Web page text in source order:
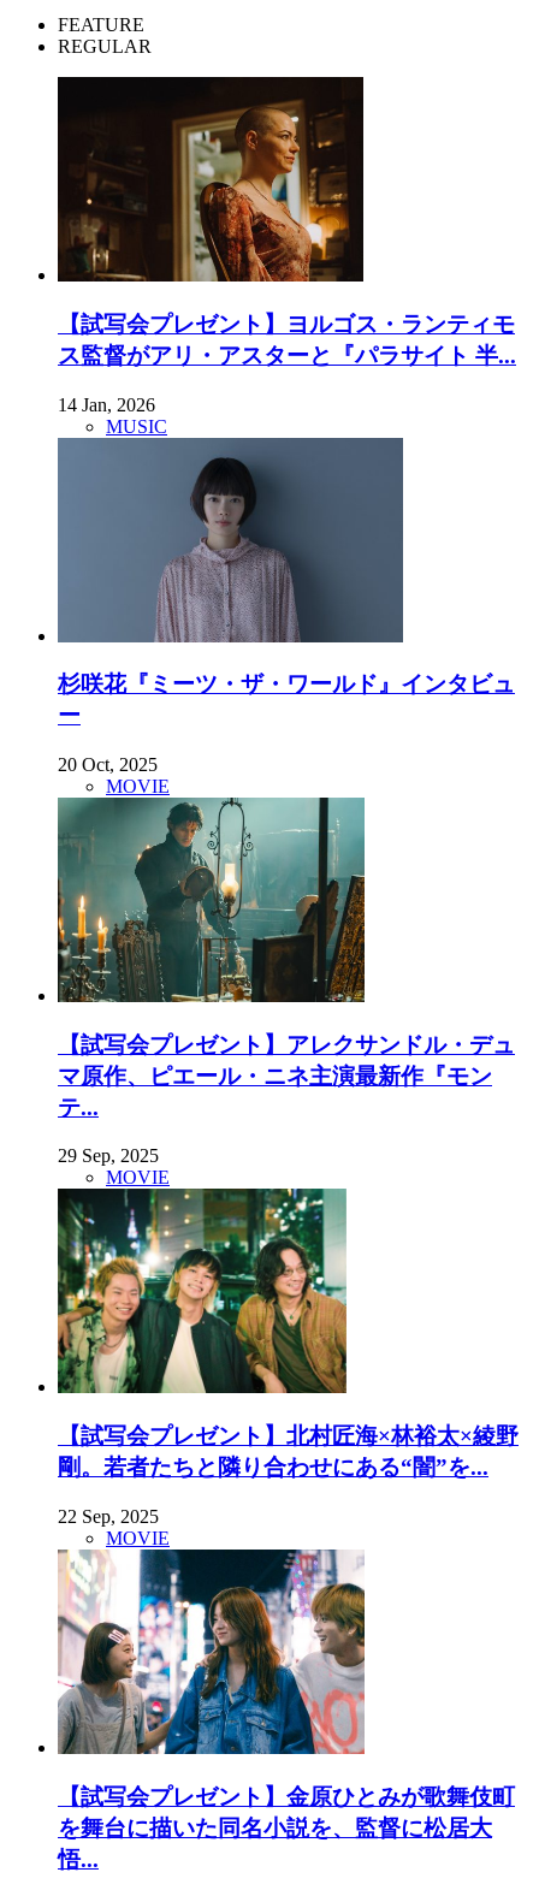
FEATURE
REGULAR
【試写会プレゼント】ヨルゴス・ランティモ
ス監督がアリ・アスターと『パラサイト 半...
14 Jan, 2026
MUSIC
杉咲花『ミーツ・ザ・ワールド』インタビュ
ー
20 Oct, 2025
MOVIE
【試写会プレゼント】アレクサンドル・デュ
マ原作、ピエール・ニネ主演最新作『モン
テ...
29 Sep, 2025
MOVIE
【試写会プレゼント】北村匠海×林裕太×綾野
剛。若者たちと隣り合わせにある“闇”を...
22 Sep, 2025
MOVIE
【試写会プレゼント】金原ひとみが歌舞伎町
を舞台に描いた同名小説を、監督に松居大
悟...